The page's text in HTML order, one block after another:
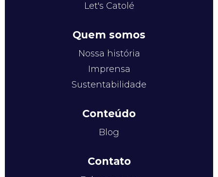
Let's Catolé
Quem somos
Nossa história
Imprensa
Sustentabilidade
Conteúdo
Blog
Contato